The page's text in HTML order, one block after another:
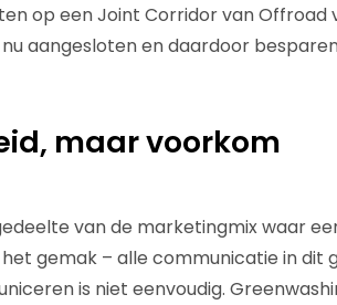
op een Joint Corridor van Offroad
nu aangesloten en daardoor
maar voorkom
van de marketingmix waar
gemak – alle communicatie in dit
is niet eenvoudig.